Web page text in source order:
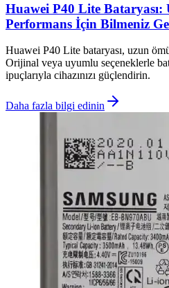
Huawei P40 Lite
Performans İçin Bilmeniz
Huawei P40 Lite bataryası, uzun
Orijinal veya uyumlu seçeneklerle
ipuçlarıyla cihazınızı güçlendirin.
Daha fazla bilgi edinin